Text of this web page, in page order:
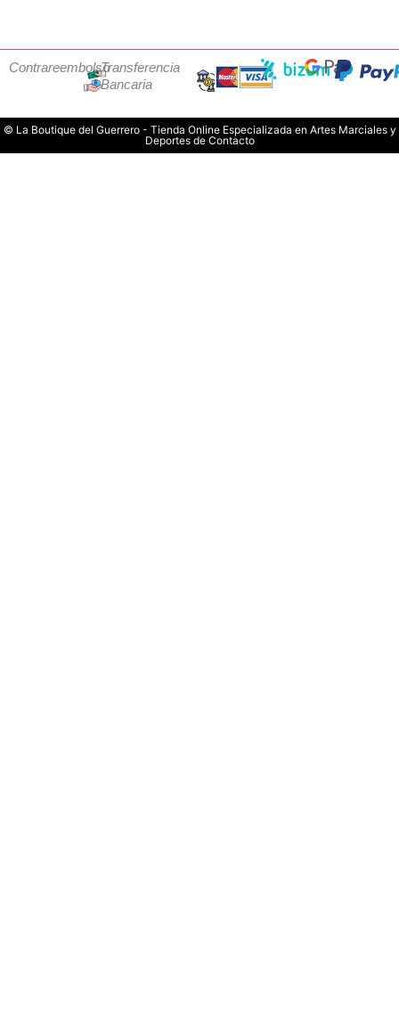
ContrareembolsoTransferencia
Bancaria
© La Boutique del Guerrero - Tienda Online Especializada en Artes Marciales y
Deportes de Contacto